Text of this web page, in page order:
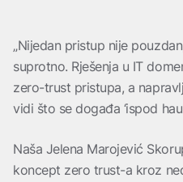
„Nijedan pristup nije
suprotno. Rješenja u IT
zero-trust pristupa, a
vidi što se događa ‘ispod
Naša Jelena Marojević
koncept zero trust-a kroz